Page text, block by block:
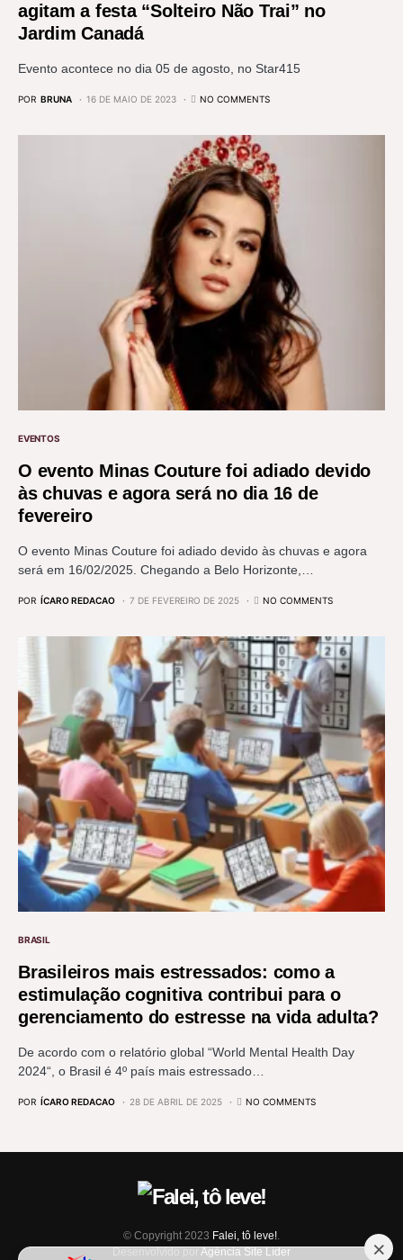
agitam a festa “Solteiro Não Trai” no
Jardim Canadá
Evento acontece no dia 05 de agosto, no Star415
POR BRUNA 16 DE MAIO DE 2023 NO COMMENTS
EVENTOS
O evento Minas Couture foi adiado devido
às chuvas e agora será no dia 16 de
fevereiro
O evento Minas Couture foi adiado devido às chuvas e agora
será em 16/02/2025. Chegando a Belo Horizonte,…
POR ÍCARO REDACAO 7 DE FEVEREIRO DE 2025 NO COMMENTS
BRASIL
Brasileiros mais estressados: como a
estimulação cognitiva contribui para o
gerenciamento do estresse na vida adulta?
De acordo com o relatório global “World Mental Health Day
2024“, o Brasil é 4º país mais estressado…
POR ÍCARO REDACAO 28 DE ABRIL DE 2025 NO COMMENTS
© Copyright 2023 Falei, tô leve!
Desenvolvido porAgência Site Líder